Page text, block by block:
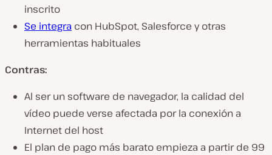
inscrito
Se integra con HubSpot, Salesforce y otras
herramientas habituales
Contras:
Al ser un software de navegador, la calidad del
vídeo puede verse afectada por la conexión a
Internet del host
El plan de pago más barato empieza a partir de 99